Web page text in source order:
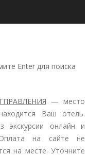
Enter для поиска
— место
Ваш отель.
экскурсии онлайн и
на сайте не
на месте. Уточните